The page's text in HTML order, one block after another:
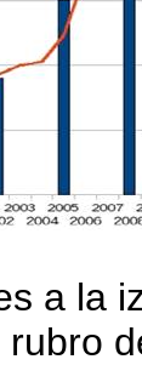
a la
rubro